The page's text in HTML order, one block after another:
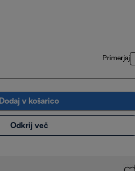
Primerjaj
Dodaj v košarico
Odkrij več